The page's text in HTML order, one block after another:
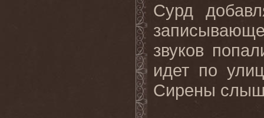
Сурд
звуков
идет по
Сирены